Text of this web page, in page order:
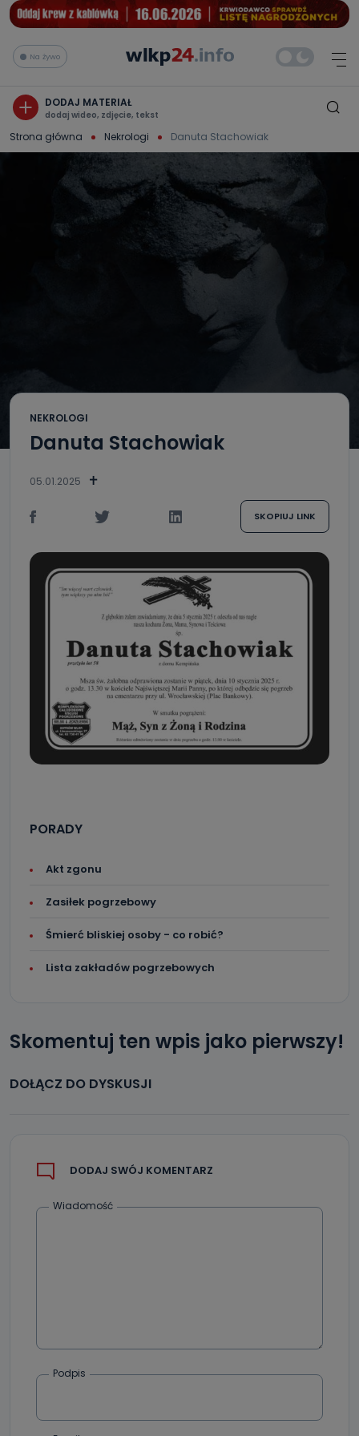
Na żywo
DODAJ MATERIAŁ
dodaj wideo, zdjęcie, tekst
Strona główna Nekrologi Danuta Stachowiak
NEKROLOGI
Danuta Stachowiak
05.01.2025
SKOPIUJ LINK
PORADY
Akt zgonu
Zasiłek pogrzebowy
Śmierć bliskiej osoby - co robić?
Lista zakładów pogrzebowych
Skomentuj ten wpis jako pierwszy!
DOŁĄCZ DO DYSKUSJI
DODAJ SWÓJ KOMENTARZ
Wiadomość
Podpis